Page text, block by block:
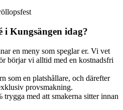
i Kungsängen idag?
en meny som speglar er. Vi vet
börjar vi alltid med en kostnadsfri
som en platshållare, och därefter
provsmakning.
trygga med att smakerna sitter innan